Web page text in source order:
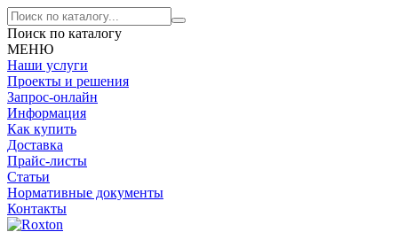
Поиск по каталогу
МЕНЮ
Наши услуги
Проекты и решения
Запрос-онлайн
Информация
Как купить
Доставка
Прайс-листы
Статьи
Нормативные документы
Контакты